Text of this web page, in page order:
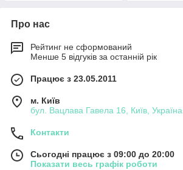
Про нас
Рейтинг не сформований
Менше 5 відгуків за останній рік
Працює з 23.05.2011
м. Київ
бул. Вацлава Гавела 16, Київ, Україна
Контакти
Сьогодні працює з 09:00 до 20:00
Показати весь графік роботи